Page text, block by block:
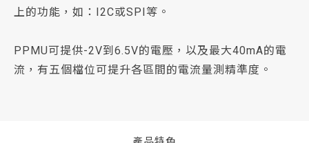
上的功能，如：I2C或SPI等。
PPMU可提供-2V到6.5V的電壓，以及最大40mA的電
流，有五個檔位可提升各區間的電流量測精準度。